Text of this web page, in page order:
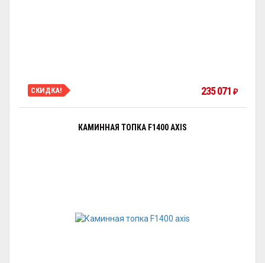
СКИДКА! 235 071 ₽
КАМИННАЯ ТОПКА F1400 AXIS